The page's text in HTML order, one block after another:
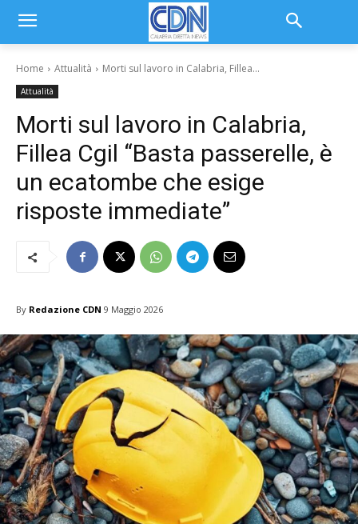
Home Attualità Morti sul lavoro in Calabria, Fillea...
Attualità
Morti sul lavoro in Calabria,
Fillea Cgil “Basta passerelle, è
un ecatombe che esige
risposte immediate”
By Redazione CDN 9 Maggio 2026